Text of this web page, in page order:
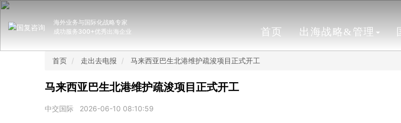
海外业务与国际化战略专家
成功服务300+优秀出海企业
首页 出海战略&管理
首页 走出去电报 马来西亚巴生北港维护疏浚项目正式开工
马来西亚巴生北港维护疏浚项目正式开工
中交国际 2026-06-10 08:10:59